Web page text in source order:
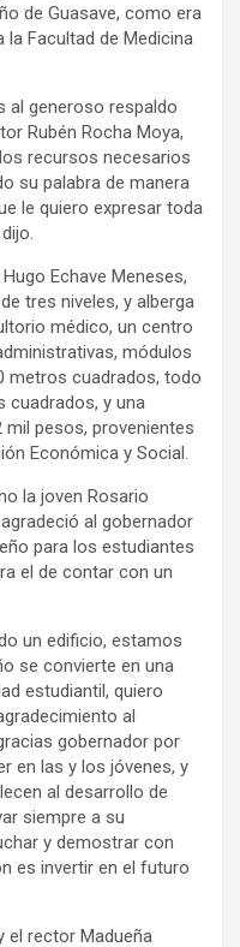
de Guasave, como era
Facultad de Medicina
al generoso respaldo
Rubén Rocha Moya,
recursos necesarios
su palabra de manera
le quiero expresar toda
Echave Meneses,
tres niveles, y alberga
médico, un centro
módulos
metros cuadrados, todo
cuadrados, y una
pesos, provenientes
Económica y Social.
la joven Rosario
al gobernador
para los estudiantes
el de contar con un
un edificio, estamos
se convierte en una
estudiantil, quiero
al
gobernador por
en las y los jóvenes, y
al desarrollo de
siempre a su
y demostrar con
es invertir en el futuro
el rector Madueña